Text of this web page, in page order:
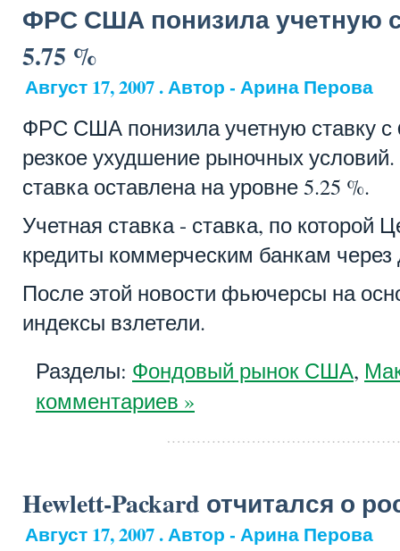
ФРС США понизила учетную
5.75 %
Август 17, 2007 . Автор - Арина Перова
ФРС США понизила учетную ставку с
резкое ухудшение рыночных
ставка оставлена на уровне 5.25 %.
Учетная ставка - ставка, по которой
кредиты коммерческим банкам через
После этой новости фьючерсы на
индексы взлетели.
Разделы: Фондовый рынок США,
комментариев »
Hewlett-Packard отчитался о
Август 17, 2007 . Автор - Арина Перова